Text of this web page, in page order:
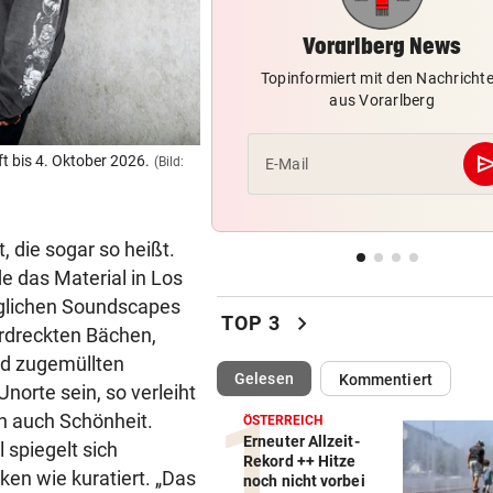
bis 4. Oktober 2026. (Bild:
die sogar so heißt.
das Material in Los
Soundscapes
Bächen,
zugemüllten
sein, so verleiht
auch Schönheit.
spiegelt sich
wie kuratiert. „Das
Neue Pfandstationen helfen
Umwelt und Menschen
„TEAM VORARLBERG“ TOP vor
ins Gelbe Trikot
BILYK UND HERBURGER vor
Russe importierte kiloweise
Vorarlberg News
Topinformiert mit den
aus Vorarlberg
E-Mail
TOP 3 chevron_right
Gelesen(ausgewählt)Kommentiert
ÖSTERREICH
Erneuter Allzeit-
Rekord ++ Hitze
noch nicht vorbei